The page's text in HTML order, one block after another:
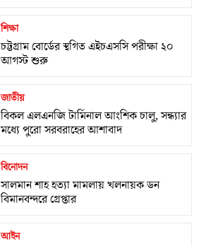
শিক্ষা
চট্টগ্রাম বোর্ডের স্থগিত এইচএসসি পরীক্ষা ২০
আগস্ট শুরু
জাতীয়
বিকল এলএনজি টার্মিনাল আংশিক চালু, সন্ধ্যার
মধ্যে পুরো সরবরাহের আশাবাদ
বিনোদন
সালমান শাহ হত্যা মামলায় খলনায়ক ডন
বিমানবন্দরে গ্রেপ্তার
আইন